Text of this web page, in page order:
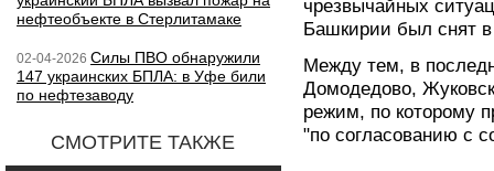
нефтеобъекте в Стерлитамаке
02-04-2026 Силы ПВО обнаружили
147 украинских БПЛА: в Уфе били
по нефтезаводу
СМОТРИТЕ ТАКЖЕ
чрезвычайных
Башкирии был снят
Между тем, в
Домодедово,
режим, по которому
"по согласованию с